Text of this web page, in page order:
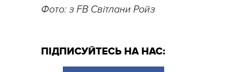
Фото: з FB Світлани Ройз
ПІДПИСУЙТЕСЬ НА НАС: